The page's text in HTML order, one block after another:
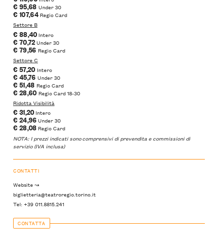
€ 95,68Under 30
€ 107,64 Regio Card
Settore B
€ 88,40 Intero
€ 70,72Under 30
€ 79,56 Regio Card
Settore C
€ 57,20 Intero
€ 45,76 Under 30
€ 51,48 Regio Card
€ 28,60 Regio Card 18-30
Ridotta Visibilità
€ 31,20 Intero
€ 24,96Under 30
€ 28,08 Regio Card
NOTA: I prezzi indicati sonocomprensividi prevendita e commissioni di
servizio (IVA inclusa)
CONTATTI
Website ↝
biglietteria@teatroregio.torino.it
Tel: +39 011.8815.241
CONTATTA